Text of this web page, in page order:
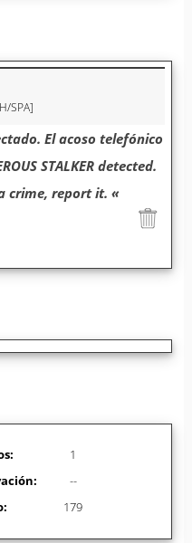
SPA]
El acoso telefónico
STALKER detected.
crime, report it. «
1
--
179